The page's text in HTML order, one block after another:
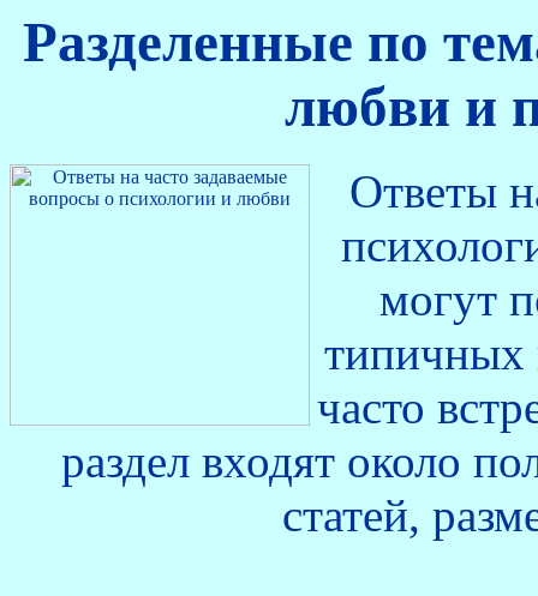
Разделенные по
любви и
Ответы
могут
типичных
часто
раздел входят около
статей,